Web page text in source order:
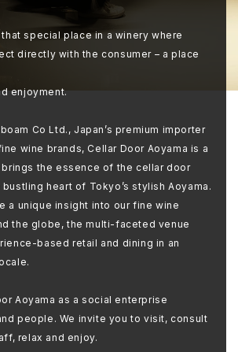
special place in a winery where
directly with the consumer – a place
enjoyment.
Co Ltd., Japan’s premium importer
wine brands, Cellar Door Aoyama is a
the essence of the cellar door
heart of Tokyo’s stylish Aoyama.
a unique insight into our fine wine
the globe, the multi-faceted venue
based retail and dining in an
Aoyama as a social enterprise
people. We invite you to visit, consult
relax and enjoy.